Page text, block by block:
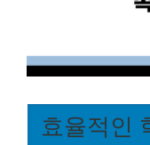
효율적인